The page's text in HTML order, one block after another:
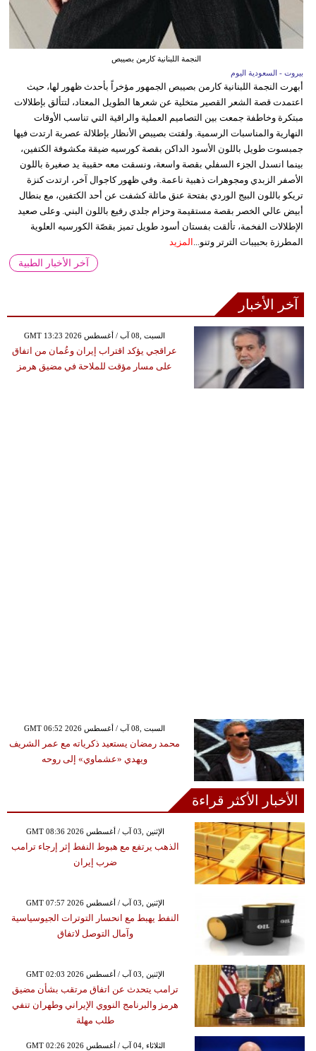
النجمة اللبنانية كارمن بصيبص
بيروت - السعودية اليوم
أبهرت النجمة اللبنانية كارمن بصيبص الجمهور مؤخراً بأحدث ظهور لها، حيث
اعتمدت قصة الشعر القصير متخلية عن شعرها الطويل المعتاد، لتتألق بإطلالات
مبتكرة وخاطفة جمعت بين التصاميم العملية والراقية التي تناسب الأوقات
النهارية والمناسبات الرسمية. ولفتت بصيبص الأنظار بإطلالة عصرية ارتدت فيها
جمبسوت طويل باللون الأسود الداكن بقصة كورسيه ضيقة مكشوفة الكتفين،
بينما انسدل الجزء السفلي بقصة واسعة، ونسقت معه حقيبة يد صغيرة باللون
الأصفر الزبدي ومجوهرات ذهبية ناعمة. وفي ظهور كاجوال آخر، ارتدت كنزة
تريكو باللون البيج الوردي بفتحة عنق مائلة كشفت عن أحد الكتفين، مع بنطال
أبيض عالي الخصر بقصة مستقيمة وحزام جلدي رفيع باللون البني. وعلى صعيد
الإطلالات الفخمة، تألقت بفستان أسود طويل تميز بقصّة الكورسيه العلوية
المطرزة بحبيبات الترتر وتنو... المزيد
آخر الأخبار الطبية
آخر الأخبار
GMT 13:23 2026 السبت ,08 آب / أغسطس
عراقجي يؤكد اقتراب إيران وعُمان من اتفاق
على مسار مؤقت للملاحة في مضيق هرمز
GMT 06:52 2026 السبت ,08 آب / أغسطس
محمد رمضان يستعيد ذكرياته مع عمر الشريف
ويهدي «عشماوي» إلى روحه
الأخبار الأكثر قراءة
GMT 08:36 2026 الإثنين ,03 آب / أغسطس
الذهب يرتفع مع هبوط النفط إثر إرجاء ترامب
ضرب إيران
GMT 07:57 2026 الإثنين ,03 آب / أغسطس
النفط يهبط مع انحسار التوترات الجيوسياسية
وآمال التوصل لاتفاق
GMT 02:03 2026 الإثنين ,03 آب / أغسطس
ترامب يتحدث عن اتفاق مرتقب بشأن مضيق
هرمز والبرنامج النووي الإيراني وطهران تنفي
طلب مهلة
GMT 02:26 2026 الثلاثاء ,04 آب / أغسطس